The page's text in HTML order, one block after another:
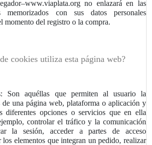
www.viaplata.orgno enlazará en las
memorizados con sus datos personales
momento del registro o la compra.
cookies utiliza esta página web?
Son aquéllas que permiten al usuario la
de una página web, plataforma o aplicación y
diferentes opciones o servicios que en ella
controlar el tráfico y la comunicación
la sesión, acceder a partes de acceso
elementos que integran un pedido, realizar